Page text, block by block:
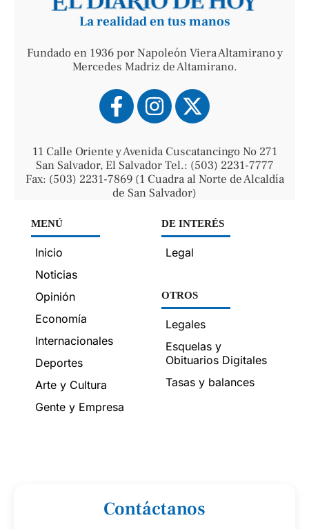
La realidad en tus manos
Fundado en 1936 por Napoleón Viera Altamirano y
Mercedes Madriz de Altamirano.
11 Calle Oriente y Avenida Cuscatancingo No 271
San Salvador, El Salvador Tel.: (503) 2231-7777
Fax: (503) 2231-7869 (1 Cuadra al Norte de Alcaldía
de San Salvador)
MENÚ
Inicio
Noticias
Opinión
Economía
Internacionales
Deportes
Arte y Cultura
Gente y Empresa
DE INTERÉS
Legal
OTROS
Legales
Esquelas y
Obituarios Digitales
Tasas y balances
Contáctanos